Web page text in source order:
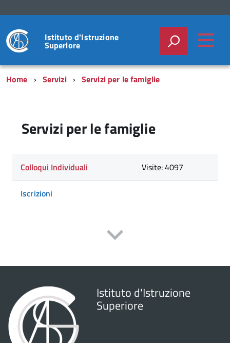
Istituto d'Istruzione
Superiore
Home Servizi Servizi per le famiglie
Servizi per le famiglie
degli
articoli
categoria
Titolo Visite
Colloqui Individuali Visite: 4097
Iscrizioni
Istituto d'Istruzione
Superiore